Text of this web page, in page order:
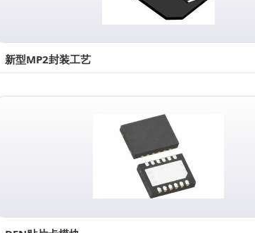
新型MP2封装工艺